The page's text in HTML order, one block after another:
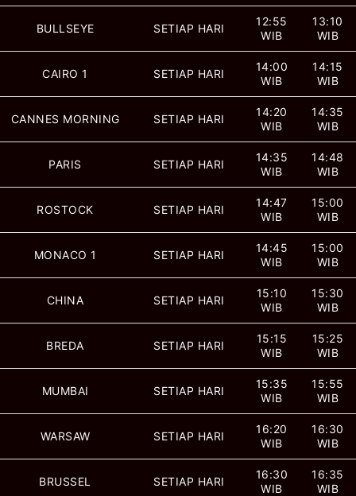
BULLSEYE SETIAP HARI
12:55
WIB
13:10
WIB
CAIRO 1 SETIAP HARI
14:00
WIB
14:15
WIB
CANNES MORNING SETIAP HARI
14:20
WIB
14:35
WIB
PARIS SETIAP HARI
14:35
WIB
14:48
WIB
ROSTOCK SETIAP HARI
14:47
WIB
15:00
WIB
MONACO 1 SETIAP HARI
14:45
WIB
15:00
WIB
CHINA SETIAP HARI
15:10
WIB
15:30
WIB
BREDA SETIAP HARI
15:15
WIB
15:25
WIB
MUMBAI SETIAP HARI
15:35
WIB
15:55
WIB
WARSAW SETIAP HARI
16:20
WIB
16:30
WIB
BRUSSEL SETIAP HARI
16:30
WIB
16:35
WIB